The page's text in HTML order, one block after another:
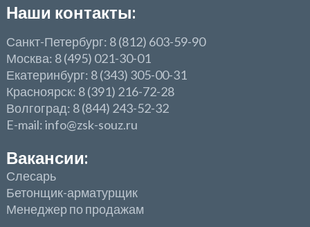
Наши контакты:
Санкт-Петербург: 8 (812) 603-59-90
Москва: 8 (495) 021-30-01
Екатеринбург: 8 (343) 305-00-31
Красноярск: 8 (391) 216-72-28
Волгоград: 8 (844) 243-52-32
E-mail: info@zsk-souz.ru
Вакансии:
Слесарь
Бетонщик-арматурщик
Менеджер по продажам